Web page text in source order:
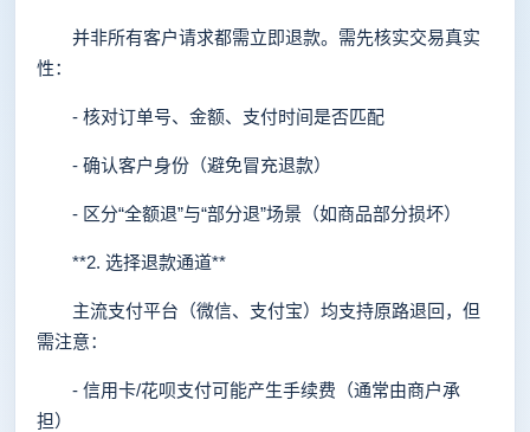
并非所有客户请求都需立即退款。需先核实交易真实
性：
- 核对订单号、金额、支付时间是否匹配
- 确认客户身份（避免冒充退款）
- 区分“全额退”与“部分退”场景（如商品部分损坏）
**2. 选择退款通道**
主流支付平台（微信、支付宝）均支持原路退回，但
需注意：
- 信用卡/花呗支付可能产生手续费（通常由商户承
担）